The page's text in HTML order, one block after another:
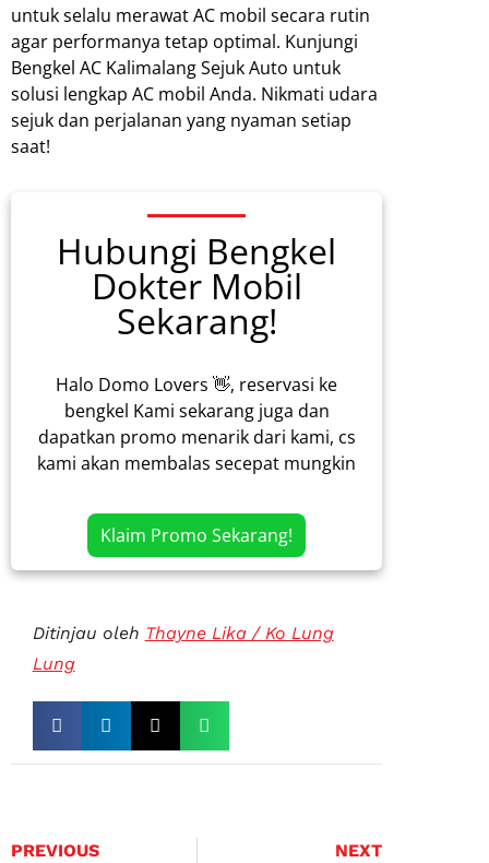
untuk selalu merawat AC mobil secara rutin
agar performanya tetap optimal. Kunjungi
Bengkel AC Kalimalang Sejuk Auto untuk
solusi lengkap AC mobil Anda. Nikmati udara
sejuk dan perjalanan yang nyaman setiap
saat!
Hubungi Bengkel
Dokter Mobil
Sekarang!
Halo Domo Lovers 👋, reservasi ke
bengkel Kami sekarang juga dan
dapatkan promo menarik dari kami, cs
kami akan membalas secepat mungkin
Klaim Promo Sekarang!
Ditinjau oleh Thayne Lika / Ko Lung
Lung
PREVIOUS NEXT